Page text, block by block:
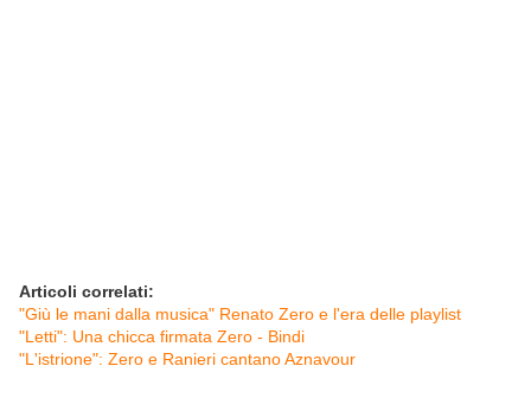
Articoli correlati:
"Giù le mani dalla musica" Renato Zero e l'era delle playlist
"Letti": Una chicca firmata Zero - Bindi
"L'istrione": Zero e Ranieri cantano Aznavour